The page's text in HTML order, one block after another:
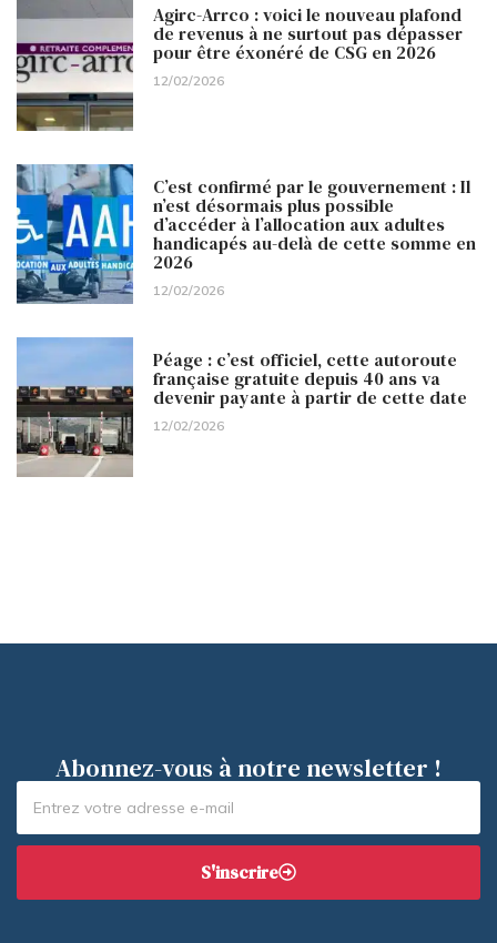
Agirc-Arrco : voici le nouveau plafond
de revenus à ne surtout pas dépasser
pour être éxonéré de CSG en 2026
12/02/2026
C’est confirmé par le gouvernement : Il
n’est désormais plus possible
d’accéder à l’allocation aux adultes
handicapés au-delà de cette somme en
2026
12/02/2026
Péage : c’est officiel, cette autoroute
française gratuite depuis 40 ans va
devenir payante à partir de cette date
12/02/2026
Abonnez-vous à notre newsletter !
S'inscrire